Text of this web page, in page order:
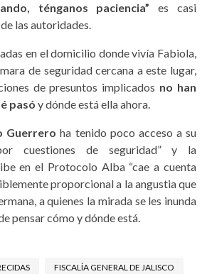
ténganos paciencia” es casi
las autoridades.
en el domicilio donde vivía Fabiola,
de seguridad cercana a este lugar,
de presuntos implicados no han
pasó y dónde está ella ahora.
Guerrero ha tenido poco acceso a su
cuestiones de seguridad” y la
en el Protocolo Alba “cae a cuenta
proporcional a la angustia que
a quienes la mirada se les inunda
pensar cómo y dónde está.
FISCALÍA GENERAL DE JALISCO